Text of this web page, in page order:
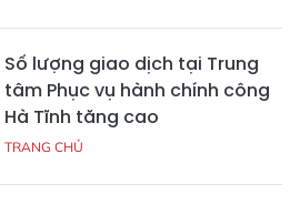
Số lượng giao dịch tại Trung
tâm Phục vụ hành chính công
Hà Tĩnh tăng cao
TRANG CHỦ